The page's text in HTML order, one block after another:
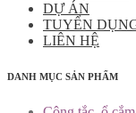
DỰ ÁN
TUYỂN
LIÊN HỆ
DANH MỤC SẢN PHẨM